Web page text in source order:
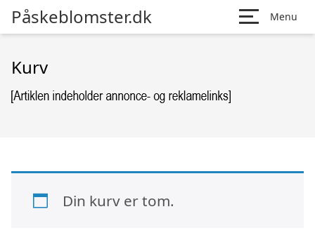
Påskeblomster.dk Menu
Kurv
Din kurv er tom.